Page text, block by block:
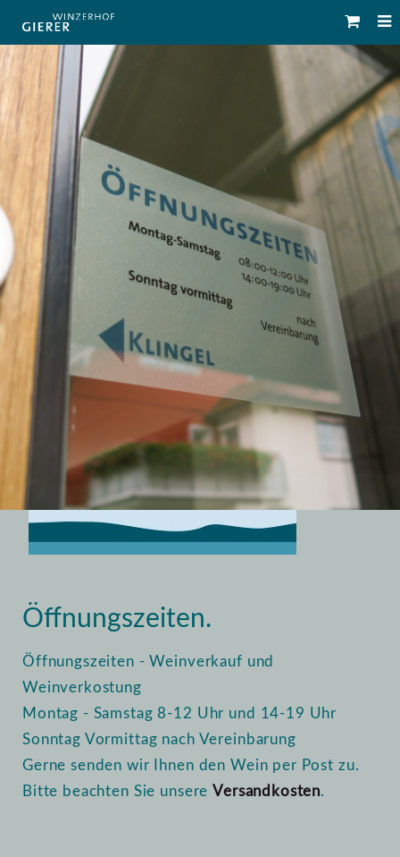
Öffnungszeiten.
Öffnungszeiten - Weinverkauf und
Weinverkostung
Montag - Samstag 8-12 Uhr und 14-19 Uhr
Sonntag Vormittag nach Vereinbarung
Gerne senden wir Ihnen den Wein per Post zu.
Bitte beachten Sie unsereVersandkosten.